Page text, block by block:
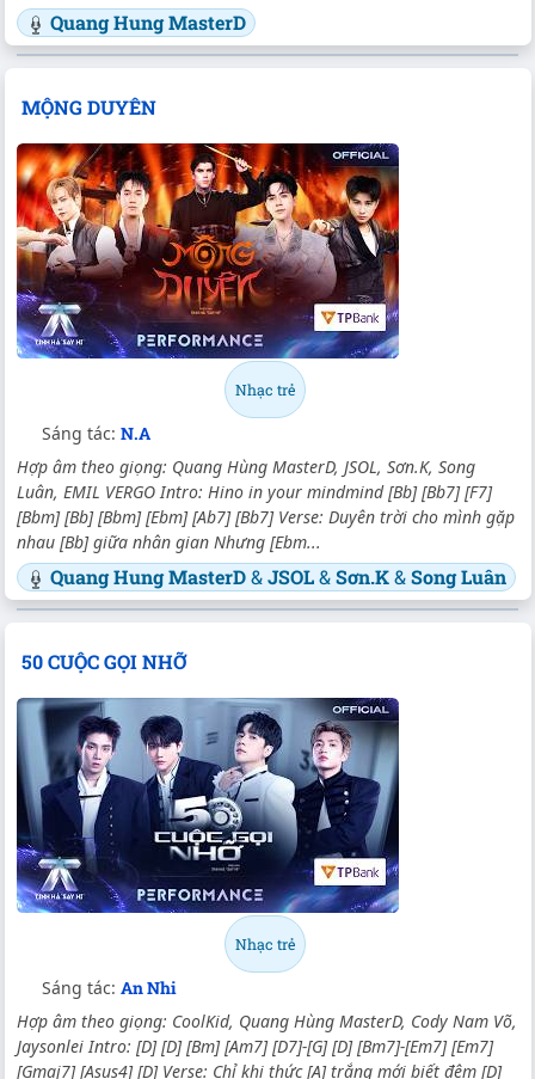
Quang Hung MasterD
MỘNG DUYÊN
Nhạc trẻ
Sáng tác: N.A
Hợp âm theo giọng: Quang Hùng MasterD, JSOL, Sơn.K, Song
Luân, EMIL VERGO Intro: Hino in your mindmind [Bb] [Bb7] [F7]
[Bbm] [Bb] [Bbm] [Ebm] [Ab7] [Bb7] Verse: Duyên trời cho mình gặp
nhau [Bb] giữa nhân gian Nhưng [Ebm...
Quang Hung MasterD&JSOL&Sơn.K&Song Luân
50 CUỘC GỌI NHỠ
Nhạc trẻ
Sáng tác: An Nhi
Hợp âm theo giọng: CoolKid, Quang Hùng MasterD, Cody Nam Võ,
Jaysonlei Intro: [D] [D] [Bm] [Am7] [D7]-[G] [D] [Bm7]-[Em7] [Em7]
[Gmaj7] [Asus4] [D] Verse: Chỉ khi thức [A] trắng mới biết đêm [D]